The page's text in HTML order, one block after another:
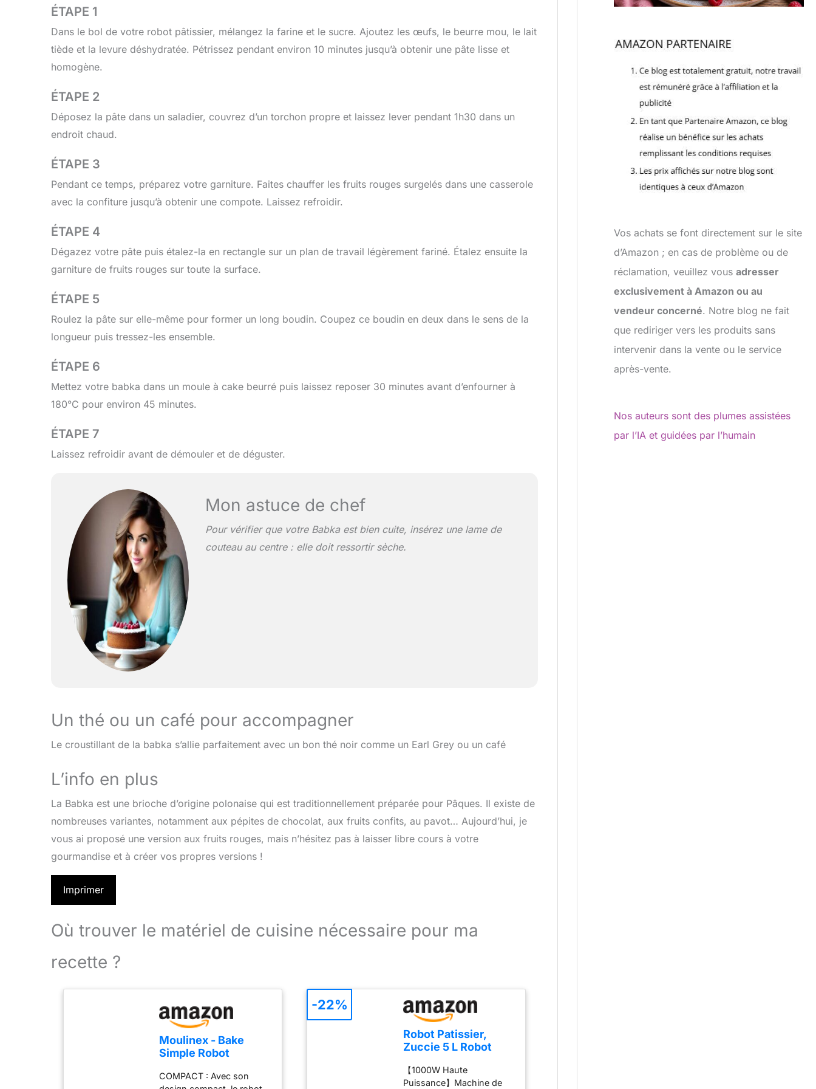
ÉTAPE 1
Dans le bol de votre robot pâtissier, mélangez la farine et le sucre. Ajoutez les œufs, le beurre mou, le lait
tiède et la levure déshydratée. Pétrissez pendant environ 10 minutes jusqu’à obtenir une pâte lisse et
homogène.
ÉTAPE 2
Déposez la pâte dans un saladier, couvrez d’un torchon propre et laissez lever pendant 1h30 dans un
endroit chaud.
ÉTAPE 3
Pendant ce temps, préparez votre garniture. Faites chauffer les fruits rouges surgelés dans une casserole
avec la confiture jusqu’à obtenir une compote. Laissez refroidir.
ÉTAPE 4
Dégazez votre pâte puis étalez-la en rectangle sur un plan de travail légèrement fariné. Étalez ensuite la
garniture de fruits rouges sur toute la surface.
ÉTAPE 5
Roulez la pâte sur elle-même pour former un long boudin. Coupez ce boudin en deux dans le sens de la
longueur puis tressez-les ensemble.
ÉTAPE 6
Mettez votre babka dans un moule à cake beurré puis laissez reposer 30 minutes avant d’enfourner à
180°C pour environ 45 minutes.
ÉTAPE 7
Laissez refroidir avant de démouler et de déguster.
Mon astuce de chef
Pour vérifier que votre Babka est bien cuite, insérez une lame de
couteau au centre : elle doit ressortir sèche.
Un thé ou un café pour accompagner
Le croustillant de la babka s’allie parfaitement avec un bon thé noir comme un Earl Grey ou un café
L’info en plus
La Babka est une brioche d’origine polonaise qui est traditionnellement préparée pour Pâques. Il existe de
nombreuses variantes, notamment aux pépites de chocolat, aux fruits confits, au pavot… Aujourd’hui, je
vous ai proposé une version aux fruits rouges, mais n’hésitez pas à laisser libre cours à votre
gourmandise et à créer vos propres versions !
Imprimer
Où trouver le matériel de cuisine nécessaire pour ma
recette ?
Moulinex - Bake
Simple Robot
fouet, batteur et
COMPACT : Avec son
Robot Patissier,
Zuccie 5 L Robot
Robot Cuisine avec
Fouet, Batteur,
【1000W Haute
Puissance】Machine de
-22%
Vos achats se font directement sur le site
d’Amazon ; en cas de problème ou de
réclamation, veuillez vousadresser
exclusivement à Amazon ou au
vendeur concerné. Notre blog ne fait
que rediriger vers les produits sans
intervenir dans la vente ou le service
après-vente.
Nos auteurs sont des plumes assistées
par l’IA et guidées par l’humain